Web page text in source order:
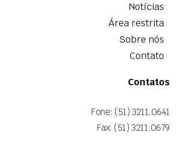
Notícias
Área restrita
Sobre nós
Contato
Contatos
Fone: (51) 3211.0641
Fax: (51) 3211.0679